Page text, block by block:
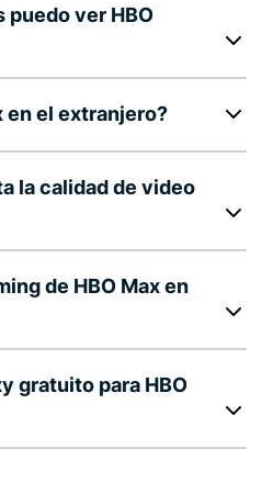
puedo ver HBO
en el extranjero?
la calidad de video
de HBO Max en
gratuito para HBO